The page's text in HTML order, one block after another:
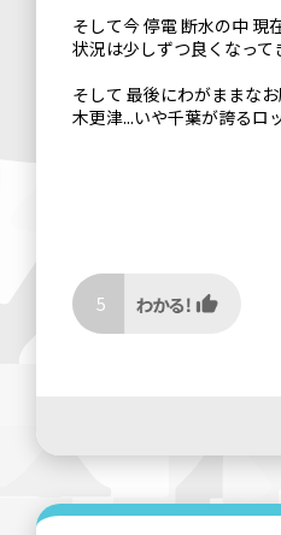
そして今 停電 断水の中 現
状況は少しずつ良くなって
そして 最後にわがままな
木更津...いや千葉が誇るロ
5